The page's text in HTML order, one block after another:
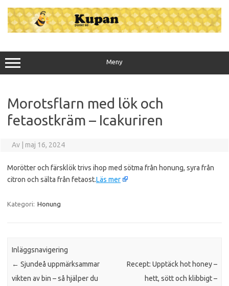
innehåll
Meny
Morotsflarn med lök och
fetaostkräm – Icakuriren
Av maj 16, 2024
Morötter och färsklök trivs ihop med sötma från honung, syra från
citron och sälta från fetaost.Läs mer
Kategori: Honung
Inläggsnavigering
← Sjundeå uppmärksammar
vikten av bin – så hjälper du
Recept: Upptäck hot honey –
hett, sött och klibbigt –